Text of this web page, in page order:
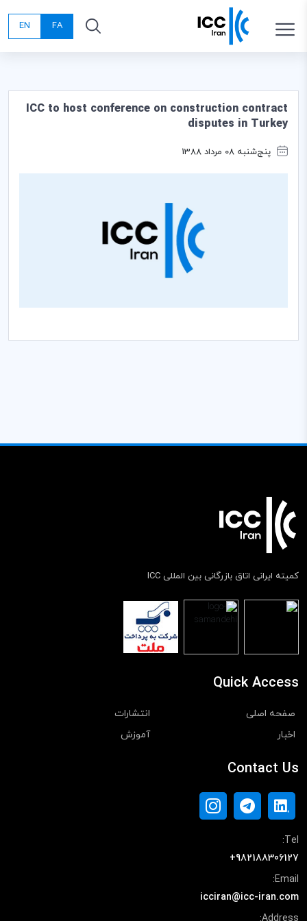
FA
EN
ICC to host conference on construction contract
disputes in Turkey
پنج‌شنبه 08 مرداد 1388
کمیته ایرانی اتاق بازرگانی بین المللی ICC
Quick Access
صفحه اصلی
انتشارات
اخبار
آموزش
Contact Us
Tel:
+982188306127
Email:
icciran@icc-iran.com